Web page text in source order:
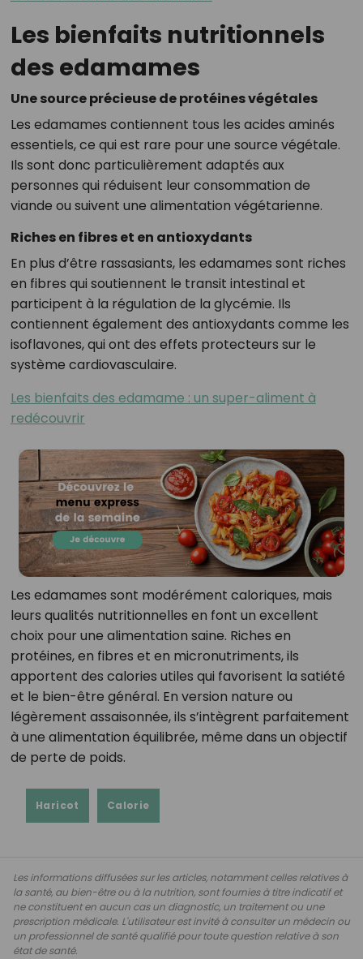
Les bienfaits nutritionnels
des edamames
Une source précieuse de protéines végétales
Les edamames contiennent tous les acides aminés
essentiels, ce qui est rare pour une source végétale.
Ils sont donc particulièrement adaptés aux
personnes qui réduisent leur consommation de
viande ou suivent une alimentation végétarienne.
Riches en fibres et en antioxydants
En plus d’être rassasiants, les edamames sont riches
en fibres qui soutiennent le transit intestinal et
participent à la régulation de la glycémie. Ils
contiennent également des antioxydants comme les
isoflavones, qui ont des effets protecteurs sur le
système cardiovasculaire.
Les bienfaits des edamame : un super-aliment à
redécouvrir
Les edamames sont modérément caloriques, mais
leurs qualités nutritionnelles en font un excellent
choix pour une alimentation saine. Riches en
protéines, en fibres et en micronutriments, ils
apportent des calories utiles qui favorisent la satiété
et le bien-être général. En version nature ou
légèrement assaisonnée, ils s’intègrent parfaitement
à une alimentation équilibrée, même dans un objectif
de perte de poids.
Haricot Calorie
Les informations diffusées sur les articles, notamment celles relatives à
la santé, au bien-être ou à la nutrition, sont fournies à titre indicatif et
ne constituent en aucun cas un diagnostic, un traitement ou une
prescription médicale. L'utilisateur est invité à consulter un médecin ou
un professionnel de santé qualifié pour toute question relative à son
état de santé.